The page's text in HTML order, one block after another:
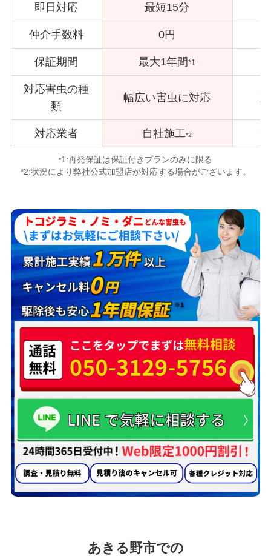
即日対応 最短15分
仲介手数料 0円
保証期間 最大1年間*1
対応害虫の種
類
幅広い害虫に対応
対応業者 自社施工*2
*1:再発保証は保証付きプランのみに限る
*2:状況により弊社公式加盟店が対応する場合がございます。
あきる野市での